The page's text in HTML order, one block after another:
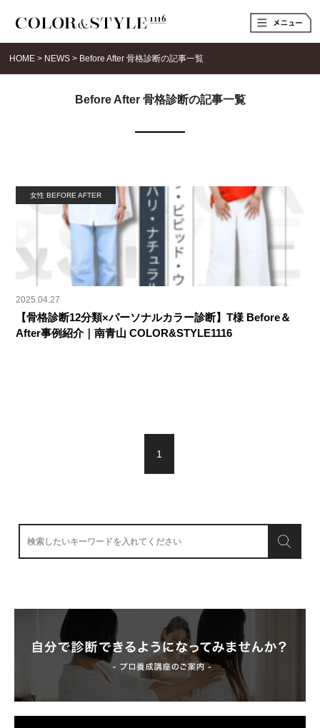
t
o
e
n
HOME > NEWS > Before After 骨格診断の記事一覧
Before After 骨格診断の記事一覧
女性 BEFORE AFTER
2025.04.27
【骨格診断12分類×パーソナルカラー診断】T様 Before＆
After事例紹介｜南青山 COLOR&STYLE1116
1